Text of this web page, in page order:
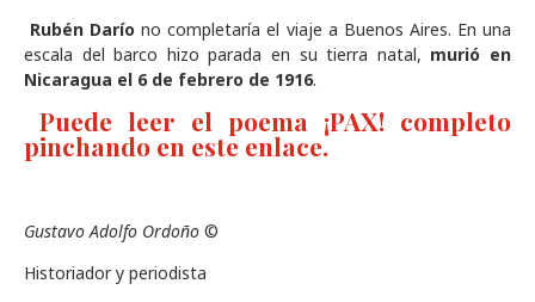
Rubén Darío no completaría el viaje a Buenos Aires. En una
escala del barco hizo parada en su tierra natal, murió en
Nicaragua el 6 de febrero de 1916.
Puede leer el poema ¡PAX! completo
pinchando en este enlace.
Gustavo Adolfo Ordoño ©
Historiador y periodista